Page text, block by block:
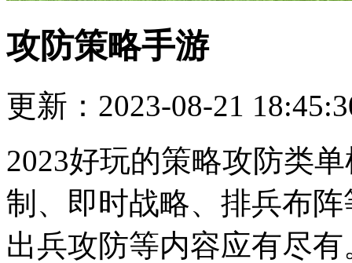
攻防策略手游
更新：2023-08-21
2023好玩的策略攻防类
制、即时战略、排兵布
出兵攻防等内容应有尽